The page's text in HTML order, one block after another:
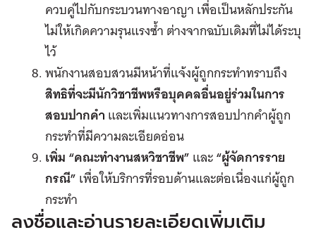
ควบคู่ไปกับกระบวนทางอาญา เพื่อเป็นหลักประกัน
ไม่ให้เกิดความรุนแรงซ้ำ ต่างจากฉบับเดิมที่ไม่ได้ระบุ
ไว้
พนักงานสอบสวนมีหน้าที่แจ้งผู้ถูกกระทำทราบถึง
สิทธิที่จะมีนักวิชาชีพหรือบุคคลอื่นอยู่ร่วมในการ
สอบปากคำและเพิ่มแนวทางการสอบปากคำผู้ถูก
กระทำที่มีความละเอียดอ่อน
เพิ่ม “คณะทำงานสหวิชาชีพ”และ“ผู้จัดการราย
กรณี”เพื่อให้บริการที่รอบด้านและต่อเนื่องแก่ผู้ถูก
กระทำ
ลงชื่อและอ่านรายละเอียดเพิ่มเติม